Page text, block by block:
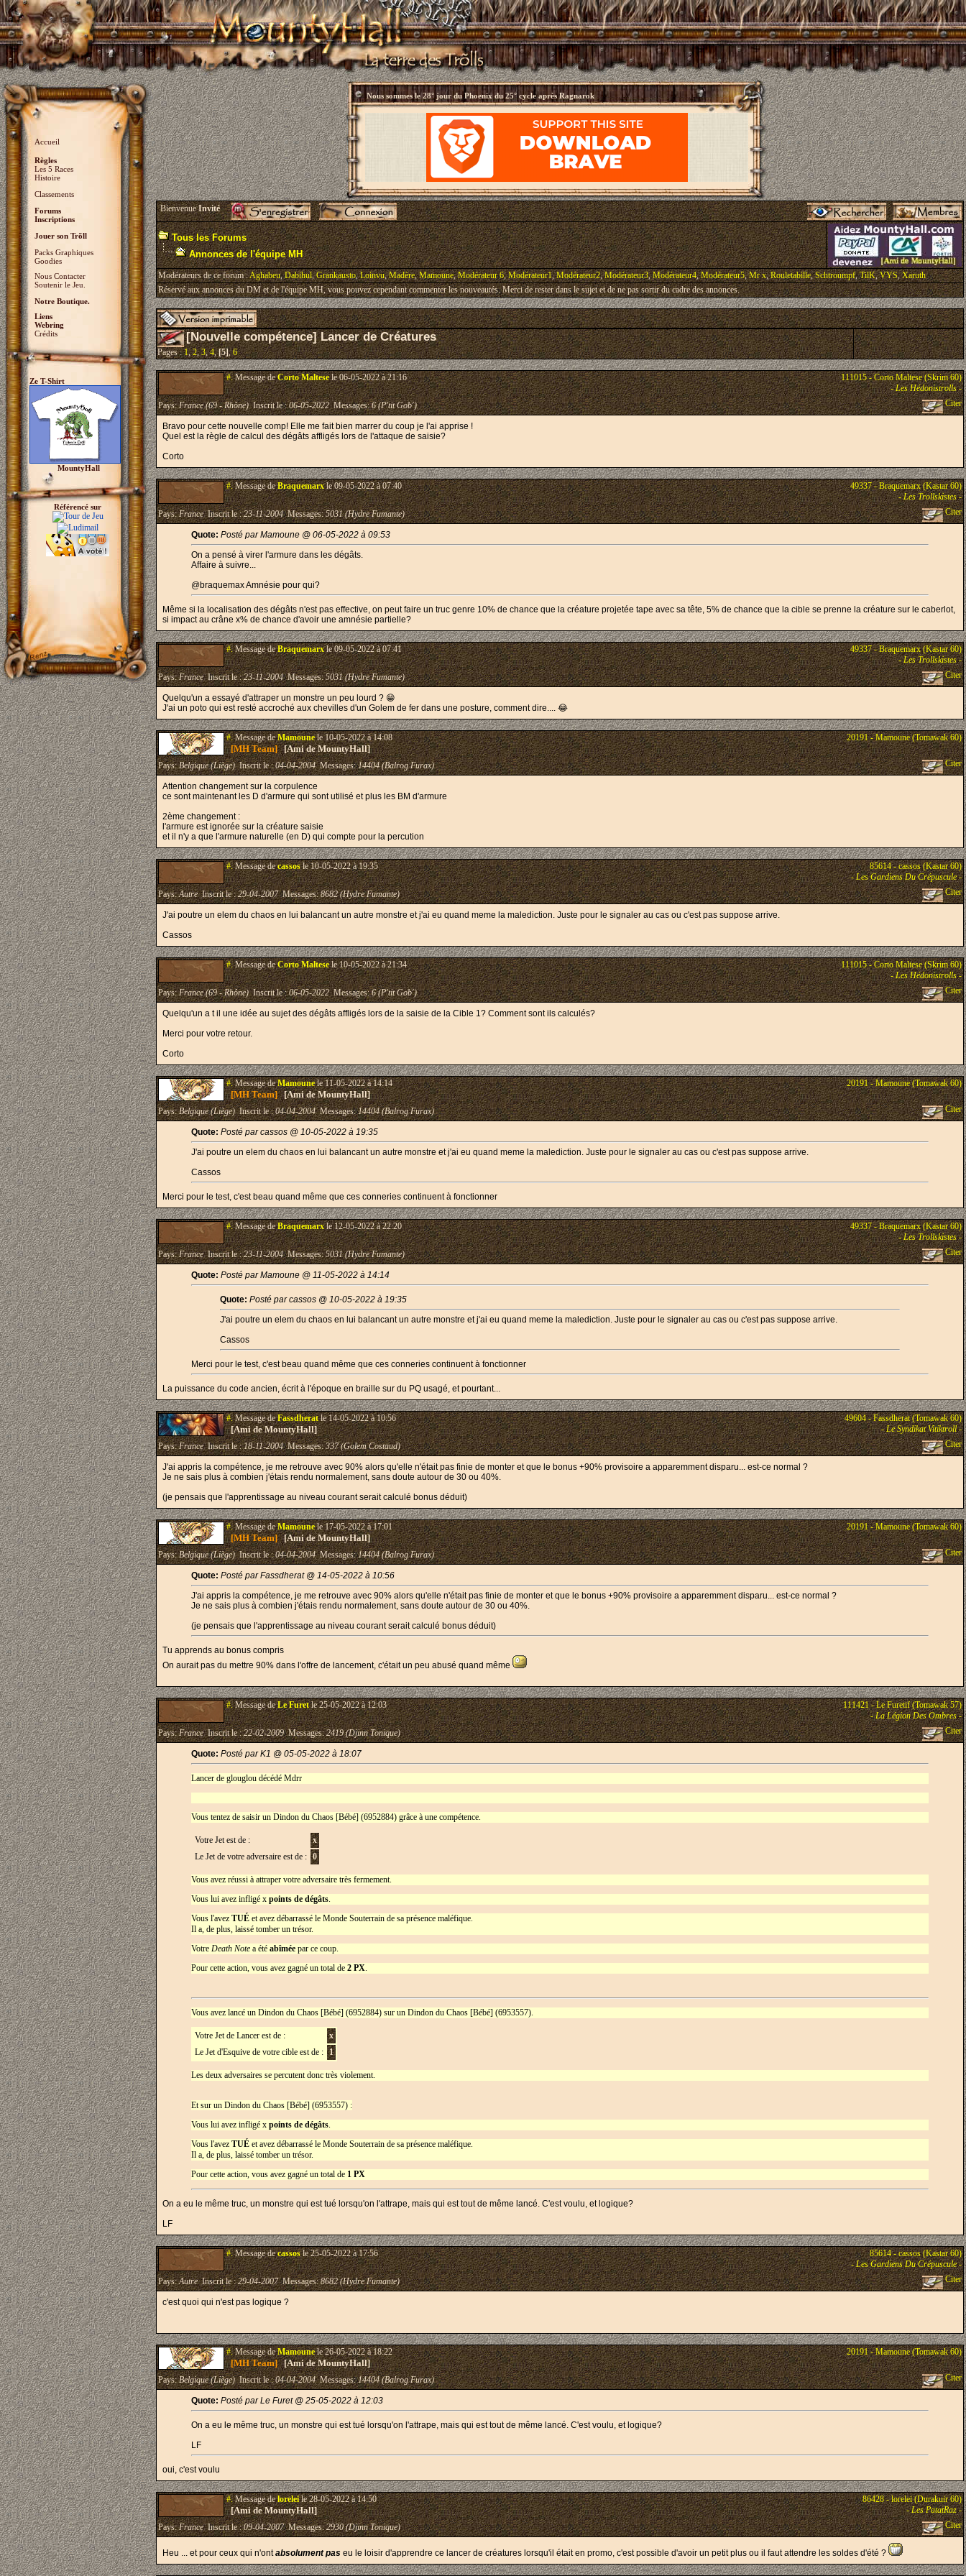
Accueil
Règles
Les 5 Races
Histoire
Classements
Forums
Inscriptions
Jouer son Trõll
Packs Graphiques
Goodies
Nous Contacter
Soutenir le Jeu.
Notre Boutique.
Liens
Webring
Crédits
Ze T-Shirt
MountyHall
Référencé sur
Nous sommes le28° jour du Phoenix du 25° cycle après Ragnarok
BienvenueInvité
Tous les Forums
Annonces de l'équipe MH
Modérateurs de ce forum :Aghabeu,Dabihul,Grankausto,Loinvu,Madère,Mamoune,Modérateur 6,Modérateur1,Modérateur2,Modérateur3,Modérateur4,Modérateur5,Mr x,Rouletabille,Schtroumpf,TilK,VYS,Xaruth
Réservé aux annonces du DM et de l'équipe MH, vous pouvez cependant commenter les nouveautés. Merci de rester dans le sujet et de ne pas sortir du cadre des annonces.
[Nouvelle compétence] Lancer de Créatures
Pages :1,2,3,4,[5],6
#.Message deCorto Maltesele 06-05-2022 à 21:16
111015 - Corto Maltese (Skrim 60)
-Les Hédonistrolls-
Pays:France (69 - Rhône)Inscrit le :06-05-2022Messages:6 (P'tit Gob') Citer
Bravo pour cette nouvelle comp! Elle me fait bien marrer du coup je l'ai apprise !
Quel est la règle de calcul des dégâts affligés lors de l'attaque de saisie?
Corto
#.Message deBraquemarxle 09-05-2022 à 07:40
49337 - Braquemarx (Kastar 60)
-Les Trollskistes-
Pays:FranceInscrit le :23-11-2004Messages:5031 (Hydre Fumante) Citer
Quote: Posté par Mamoune @ 06-05-2022 à 09:53
On a pensé à virer l'armure dans les dégâts.
Affaire à suivre...
@braquemax Amnésie pour qui?
Même si la localisation des dégâts n'est pas effective, on peut faire un truc genre 10% de chance que la créature projetée tape avec sa tête, 5% de chance que la cible se prenne la créature sur le caberlot,
si impact au crâne x% de chance d'avoir une amnésie partielle?
#.Message deBraquemarxle 09-05-2022 à 07:41
49337 - Braquemarx (Kastar 60)
-Les Trollskistes-
Pays:FranceInscrit le :23-11-2004Messages:5031 (Hydre Fumante) Citer
Quelqu'un a essayé d'attraper un monstre un peu lourd ? 😁
J'ai un poto qui est resté accroché aux chevilles d'un Golem de fer dans une posture, comment dire.... 😂
#.Message deMamounele 10-05-2022 à 14:08
[MH Team][Ami de MountyHall]
20191 - Mamoune (Tomawak 60)
Pays:Belgique (Liège)Inscrit le :04-04-2004Messages:14404 (Balrog Furax) Citer
Attention changement sur la corpulence
ce sont maintenant les D d'armure qui sont utilisé et plus les BM d'armure
2ème changement :
l'armure est ignorée sur la créature saisie
et il n'y a que l'armure naturelle (en D) qui compte pour la percution
#.Message decassosle 10-05-2022 à 19:35
85614 - cassos (Kastar 60)
-Les Gardiens Du Crépuscule-
Pays:AutreInscrit le :29-04-2007Messages:8682 (Hydre Fumante) Citer
J'ai poutre un elem du chaos en lui balancant un autre monstre et j'ai eu quand meme la malediction. Juste pour le signaler au cas ou c'est pas suppose arrive.
Cassos
#.Message deCorto Maltesele 10-05-2022 à 21:34
111015 - Corto Maltese (Skrim 60)
-Les Hédonistrolls-
Pays:France (69 - Rhône)Inscrit le :06-05-2022Messages:6 (P'tit Gob') Citer
Quelqu'un a t il une idée au sujet des dégâts affligés lors de la saisie de la Cible 1? Comment sont ils calculés?
Merci pour votre retour.
Corto
#.Message deMamounele 11-05-2022 à 14:14
[MH Team][Ami de MountyHall]
20191 - Mamoune (Tomawak 60)
Pays:Belgique (Liège)Inscrit le :04-04-2004Messages:14404 (Balrog Furax) Citer
Quote: Posté par cassos @ 10-05-2022 à 19:35
J'ai poutre un elem du chaos en lui balancant un autre monstre et j'ai eu quand meme la malediction. Juste pour le signaler au cas ou c'est pas suppose arrive.
Cassos
Merci pour le test, c'est beau quand même que ces conneries continuent à fonctionner
#.Message deBraquemarxle 12-05-2022 à 22:20
49337 - Braquemarx (Kastar 60)
-Les Trollskistes-
Pays:FranceInscrit le :23-11-2004Messages:5031 (Hydre Fumante) Citer
Quote: Posté par Mamoune @ 11-05-2022 à 14:14
Quote: Posté par cassos @ 10-05-2022 à 19:35
J'ai poutre un elem du chaos en lui balancant un autre monstre et j'ai eu quand meme la malediction. Juste pour le signaler au cas ou c'est pas suppose arrive.
Cassos
Merci pour le test, c'est beau quand même que ces conneries continuent à fonctionner
La puissance du code ancien, écrit à l'époque en braille sur du PQ usagé, et pourtant...
#.Message deFassdheratle 14-05-2022 à 10:56
[Ami de MountyHall]
49604 - Fassdherat (Tomawak 60)
-Le Syndikat Vitiktroll-
Pays:FranceInscrit le :18-11-2004Messages:337 (Golem Costaud) Citer
J'ai appris la compétence, je me retrouve avec 90% alors qu'elle n'était pas finie de monter et que le bonus +90% provisoire a apparemment disparu... est-ce normal ?
Je ne sais plus à combien j'étais rendu normalement, sans doute autour de 30 ou 40%.
(je pensais que l'apprentissage au niveau courant serait calculé bonus déduit)
#.Message deMamounele 17-05-2022 à 17:01
[MH Team][Ami de MountyHall]
20191 - Mamoune (Tomawak 60)
Pays:Belgique (Liège)Inscrit le :04-04-2004Messages:14404 (Balrog Furax) Citer
Quote: Posté par Fassdherat @ 14-05-2022 à 10:56
J'ai appris la compétence, je me retrouve avec 90% alors qu'elle n'était pas finie de monter et que le bonus +90% provisoire a apparemment disparu... est-ce normal ?
Je ne sais plus à combien j'étais rendu normalement, sans doute autour de 30 ou 40%.
(je pensais que l'apprentissage au niveau courant serait calculé bonus déduit)
Tu apprends au bonus compris
On aurait pas du mettre 90% dans l'offre de lancement, c'était un peu abusé quand même
#.Message deLe Furetle 25-05-2022 à 12:03
111421 - Le Furetif (Tomawak 57)
-La Légion Des Ombres-
Pays:FranceInscrit le :22-02-2009Messages:2419 (Djinn Tonique) Citer
Quote: Posté par K1 @ 05-05-2022 à 18:07
Lancer de glouglou décédé Mdrr
Vous tentez de saisir un Dindon du Chaos [Bébé] (6952884) grâce à une compétence.
Votre Jet est de :
x
Le Jet de votre adversaire est de : 0
Vous avez réussi à attraper votre adversaire très fermement.
Vous lui avez infligé x points de dégâts.
Vous l'avez TUÉ et avez débarrassé le Monde Souterrain de sa présence maléfique.
Il a, de plus, laissé tomber un trésor.
Votre Death Note a été abîmée par ce coup.
Pour cette action, vous avez gagné un total de 2 PX.
Vous avez lancé un Dindon du Chaos [Bébé] (6952884) sur un Dindon du Chaos [Bébé] (6953557).
Votre Jet de Lancer est de :
x
Le Jet d'Esquive de votre cible est de :
1
Les deux adversaires se percutent donc très violement.
Et sur un Dindon du Chaos [Bébé] (6953557) :
Vous lui avez infligé x points de dégâts.
Vous l'avez TUÉ et avez débarrassé le Monde Souterrain de sa présence maléfique.
Il a, de plus, laissé tomber un trésor.
Pour cette action, vous avez gagné un total de 1 PX
On a eu le même truc, un monstre qui est tué lorsqu'on l'attrape, mais qui est tout de même lancé. C'est voulu, et logique?
LF
#.Message decassosle 25-05-2022 à 17:56
85614 - cassos (Kastar 60)
-Les Gardiens Du Crépuscule-
Pays:AutreInscrit le :29-04-2007Messages:8682 (Hydre Fumante) Citer
c'est quoi qui n'est pas logique ?
#.Message deMamounele 26-05-2022 à 18:22
[MH Team][Ami de MountyHall]
20191 - Mamoune (Tomawak 60)
Pays:Belgique (Liège)Inscrit le :04-04-2004Messages:14404 (Balrog Furax) Citer
Quote: Posté par Le Furet @ 25-05-2022 à 12:03
On a eu le même truc, un monstre qui est tué lorsqu'on l'attrape, mais qui est tout de même lancé. C'est voulu, et logique?
LF
oui, c'est voulu
#.Message deloreleile 28-05-2022 à 14:50
[Ami de MountyHall]
86428 - lorelei (Durakuir 60)
-Les PatatRaz-
Pays:FranceInscrit le :09-04-2007Messages:2930 (Djinn Tonique) Citer
Heu ... et pour ceux qui n'ontabsolument pas eu le loisir d'apprendre ce lancer de créatures lorsqu'il était en promo, c'est possible d'avoir un petit plus ou il faut attendre les soldes d'été ?